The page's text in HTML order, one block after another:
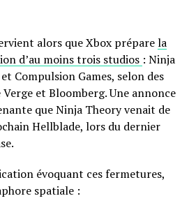
alors que Xbox préparela
d’au moins trois studios : Ninja
Compulsion Games, selon des
et Bloomberg. Une annonce
que Ninja Theory venait de
Hellblade, lors du dernier
évoquant ces fermetures,
spatiale :